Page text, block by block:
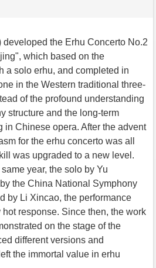
the Erhu Concerto No.2
which based on the
a solo erhu, and completed in
in the Western traditional three-
of the profound understanding
structure and the long-term
in Chinese opera. After the advent
for the erhu concerto was all
was upgraded to a new level.
year, the solo by Yu
the China National Symphony
by Li Xincao, the performance
response. Since then, the work
on the stage of the
different versions and
the immortal value in erhu